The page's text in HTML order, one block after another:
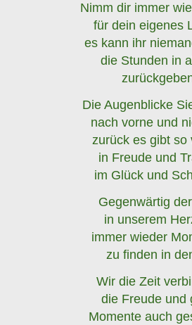
Nimm dir immer
für dein eigenes
es kann ihr
die Stunden in
Die Augenblicke
nach vorne und
zurück es gibt so
in Freude und
im Glück und
Gegenwärtig
in unserem
immer wieder
zu finden in
Wir die Zeit
die Freude und
Momente auch